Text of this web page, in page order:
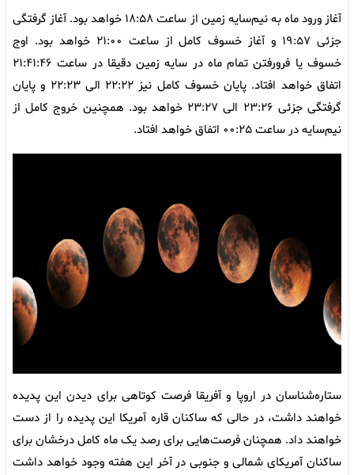
آغاز ورود ماه به نیم‌سایه زمین از ساعت ۱۸:۵۸ خواهد بود. آغاز گرفتگی
جزئی ۱۹:۵۷ و آغاز خسوف کامل از ساعت ۲۱:۰۰ خواهد بود. اوج
خسوف یا فرورفتن تمام ماه در سایه زمین دقیقا در ساعت ۲۱:۴۱:۴۶
اتفاق خواهد افتاد. پایان خسوف کامل نیز ۲۲:۲۲ الی ۲۲:۲۳ و پایان
گرفتگی جزئی ۲۳:۲۶ الی ۲۳:۲۷ خواهد بود. همچنین خروج کامل از
نیم‌سایه در ساعت ۰۰:۲۵ اتفاق خواهد افتاد.
ستاره‌شناسان در اروپا و آفریقا فرصت کوتاهی برای دیدن این پدیده
خواهند داشت، در حالی که ساکنان قاره آمریکا این پدیده را از دست
خواهند داد. همچنان فرصت‌هایی برای رصد یک ماه کامل درخشان برای
ساکنان آمریکای شمالی و جنوبی در آخر این هفته وجود خواهد داشت